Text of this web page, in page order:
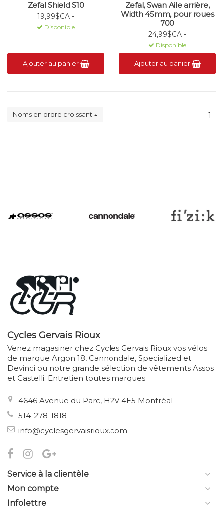
Zefal Shield S10
19,99$CA -
Disponible
Ajouter au panier
Zefal, Swan Aile arrière,
Width 45mm, pour roues
700
24,99$CA -
Disponible
Ajouter au panier
Noms en ordre croissant 1
Cycles Gervais Rioux
Venez magasiner chez Cycles Gervais Rioux vos vélos
de marque Argon 18, Cannondale, Specialized et
Devinci ou notre grande sélection de vêtements Assos
et Castelli. Entretien toutes marques
4646 Avenue du Parc, H2V 4E5 Montréal
514-278-1818
info@cyclesgervaisrioux.com
Service à la clientèle
Mon compte
Infolettre